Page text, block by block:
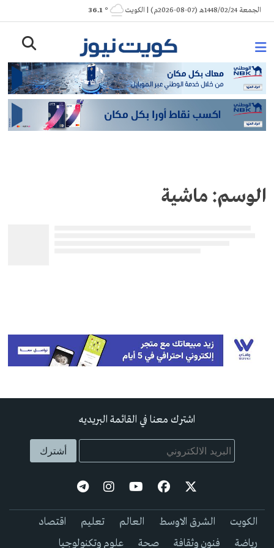
Skip
to
الجمعة 1448/02/24هـ (07-08-2026م) | الكويت ° 36.1
الوسم: ماشية
اشترك معنا في القائمة البريديه
الكويت الشرق الاوسط العالم تعليم
اقتصاد
رياضة
فنون وثقافة صحة علوم وتكنولوجيا